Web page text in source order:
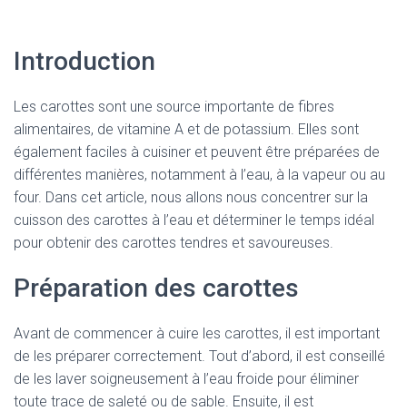
Introduction
Les carottes sont une source importante de fibres
alimentaires, de vitamine A et de potassium. Elles sont
également faciles à cuisiner et peuvent être préparées de
différentes manières, notamment à l’eau, à la vapeur ou au
four. Dans cet article, nous allons nous concentrer sur la
cuisson des carottes à l’eau et déterminer le temps idéal
pour obtenir des carottes tendres et savoureuses.
Préparation des carottes
Avant de commencer à cuire les carottes, il est important
de les préparer correctement. Tout d’abord, il est conseillé
de les laver soigneusement à l’eau froide pour éliminer
toute trace de saleté ou de sable. Ensuite, il est